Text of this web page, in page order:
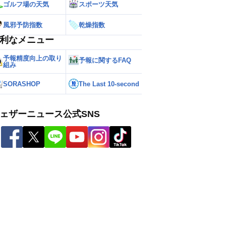
ゴルフ場の天気 スポーツ天気
風邪予防指数 乾燥指数
なメニュー
予報精度向上の取り
組み
予報に関するFAQ
SORASHOP The Last 10-second
ザーニュース公式SNS